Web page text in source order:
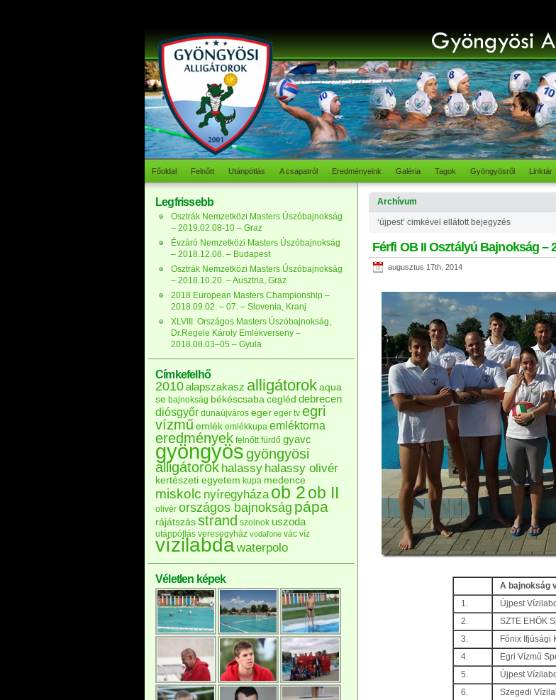
Főoldal Felnőtt Utánpótlás A csapatról Eredményeink Galéria Tagok Gyöngyösről Linktár
Archívum
‘újpest’ cimkével ellátott bejegyzés
Férfi OB II Osztályú Bajnokság –
augusztus 17th, 2014
A bajnokság
1.
Újpest
2.
SZTE EHÖK
3.
Főnix Ifjúsági
4.
Egri Vízmű
5.
Újpest
6.
Szegedi
Legfrissebb
Osztrák Nemzetközi Masters Úszóbajnokság
– 2019.02.08-10 – Graz
Évzáró Nemzetközi Masters Úszóbajnokság
– 2018.12.08. – Budapest
Osztrák Nemzetközi Masters Úszóbajnokság
– 2018.10.20. – Ausztria, Graz
2018 European Masters Championship –
2018.09.02. – 07. – Slovenia, Kranj
XLVIII. Országos Masters Úszóbajnokság,
Dr.Regele Károly Emlékverseny –
2018.08.03–05 – Gyula
Címkefelhő
2010alapszakasz alligátorokaqua
se bajnokság békéscsaba cegléd debrecen
diósgyőr dunaújváros eger eger tv egri
vízműemlék emlékkupa emléktorna
eredmények felnőtt fürdő gyavc
gyöngyösgyöngyösi
alligátorok halassy halassy olivér
kertészeti egyetem kupa medence
miskolc nyíregyháza ob 2ob II
olivér országos bajnokság pápa
rájátszás strand szolnok uszoda
utánpótlás veresegyház vodafone vác víz
vízilabdawaterpolo
Véletlen képek